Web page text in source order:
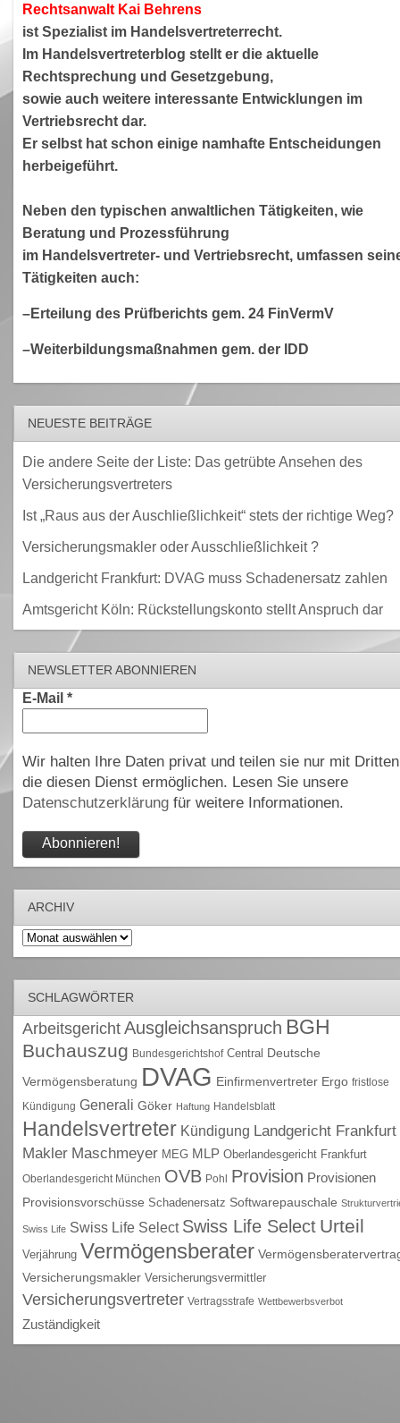
Rechtsanwalt Kai Behrens
ist Spezialist im Handelsvertreterrecht.
Im Handelsvertreterblog stellt er die aktuelle
Rechtsprechung und Gesetzgebung,
sowie auch weitere interessante Entwicklungen im
Vertriebsrecht dar.
Er selbst hat schon einige namhafte Entscheidungen
herbeigeführt.
Neben den typischen anwaltlichen Tätigkeiten, wie
Beratung und Prozessführung
im Handelsvertreter- und Vertriebsrecht, umfassen
Tätigkeiten auch:
–Erteilung des Prüfberichts gem. 24 FinVermV
–Weiterbildungsmaßnahmen gem. der IDD
NEUESTE BEITRÄGE
Die andere Seite der Liste: Das getrübte Ansehen des
Versicherungsvertreters
Ist „Raus aus der Auschließlichkeit“ stets der richtige Weg?
Versicherungsmakler oder Ausschließlichkeit ?
Landgericht Frankfurt: DVAG muss Schadenersatz zahlen
Amtsgericht Köln: Rückstellungskonto stellt Anspruch dar
NEWSLETTER ABONNIEREN
E-Mail *
Wir halten Ihre Daten privat und teilen sie nur mit
die diesen Dienst ermöglichen. Lesen Sie unsere
Datenschutzerklärungfür weitere Informationen.
ARCHIV
Archiv
SCHLAGWÖRTER
Arbeitsgericht Ausgleichsanspruch BGH
Buchauszug Bundesgerichtshof Central Deutsche
Vermögensberatung DVAG Einfirmenvertreter Ergo fristlose
Kündigung Generali Göker Haftung Handelsblatt
Handelsvertreter Kündigung Landgericht Frankfurt
Makler Maschmeyer MEG MLP Oberlandesgericht Frankfurt
Oberlandesgericht München OVB Pohl Provision Provisionen
Provisionsvorschüsse Schadenersatz Softwarepauschale
Swiss Life Swiss Life Select Swiss Life Select Urteil
Verjährung Vermögensberater
Versicherungsmakler Versicherungsvermittler
Versicherungsvertreter Vertragsstrafe Wettbewerbsverbot
Zuständigkeit